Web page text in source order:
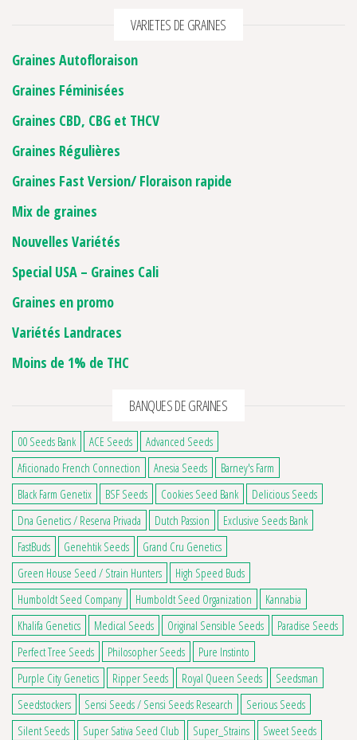
VARIETES DE GRAINES
Graines Autofloraison
Graines Féminisées
Graines CBD, CBG et THCV
Graines Régulières
Graines Fast Version/ Floraison rapide
Mix de graines
Nouvelles Variétés
Special USA – Graines Cali
Graines en promo
Variétés Landraces
Moins de 1% de THC
BANQUES DE GRAINES
00 Seeds Bank ACE Seeds
Advanced Seeds
Aficionado French Connection
Anesia Seeds
Barney's Farm
Black Farm Genetix
BSF Seeds Cookies Seed Bank
Delicious Seeds
Dna Genetics / Reserva Privada
Dutch Passion
Exclusive Seeds Bank
FastBuds
Genehtik Seeds
Grand Cru Genetics
Green House Seed / Strain Hunters
High Speed Buds
Humboldt Seed Company
Humboldt Seed Organization
Kannabia
Khalifa Genetics
Medical Seeds Original Sensible Seeds
Paradise Seeds
Perfect Tree Seeds
Philosopher Seeds
Pure Instinto
Purple City Genetics
Ripper Seeds Royal Queen Seeds
Seedsman
Seedstockers
Sensi Seeds / Sensi Seeds Research
Serious Seeds
Silent Seeds
Super Sativa Seed Club Super_Strains
Sweet Seeds